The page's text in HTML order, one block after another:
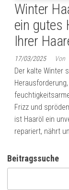
Winter
ein gutes
Ihrer
17/03/2025 Von
Der kalte Winter
Frizz und
ist Haaröl ein
repariert, nährt
Beitragssuche